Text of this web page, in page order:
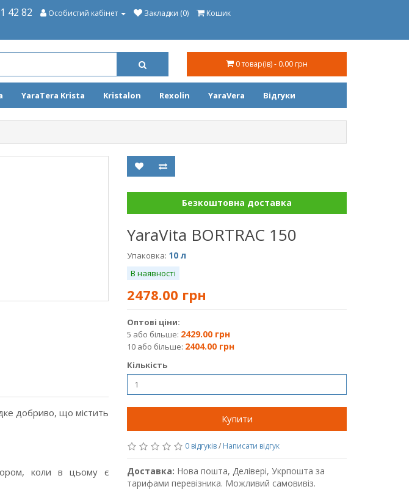
42 82 Особистий кабінет Закладки (0)
Кошик
0 товар(ів) - 0.00 грн
YaraTera Krista Kristalon Rexolin YaraVera Відгуки
добриво, що містить
коли в цьому є
Безкоштовна доставка
YaraVita BORTRAC 150
Упаковка: 10 л
В наявності
2478.00 грн
Оптові ціни:
5 або більше: 2429.00 грн
10 або більше: 2404.00 грн
Кількість
Купити
0 відгуків/ Написати відгук
Доставка: Нова пошта, Делівері, Укрпошта за
тарифами перевізника. Можливий самовивіз.